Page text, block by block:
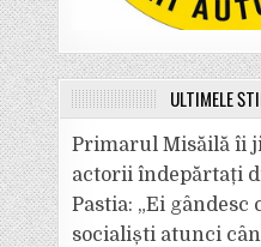
ULTIMELE
Primarul Misăilă îi
actorii îndepărtați
Pastia: „Ei gândesc
socialiști atunci